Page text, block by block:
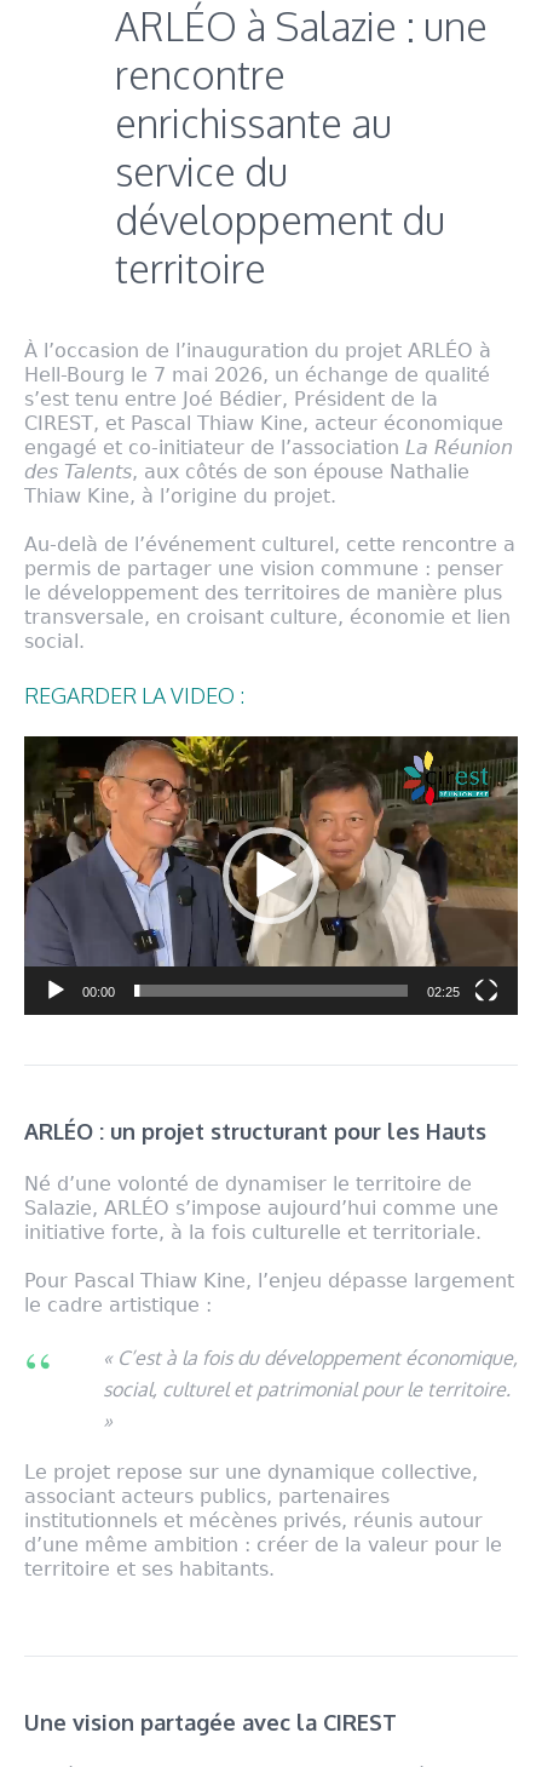
ARLÉO à Salazie : une
rencontre
enrichissante au
service du
développement du
territoire
À l’occasion de l’inauguration du projet ARLÉO à
Hell-Bourg le 7 mai 2026, un échange de qualité
s’est tenu entre Joé Bédier, Président de la
CIREST, et Pascal Thiaw Kine, acteur économique
engagé et co-initiateur de l’association La Réunion
des Talents, aux côtés de son épouse Nathalie
Thiaw Kine, à l’origine du projet.
Au-delà de l’événement culturel, cette rencontre a
permis de partager une vision commune : penser
le développement des territoires de manière plus
transversale, en croisant culture, économie et lien
social.
REGARDER LA VIDEO :
vidéo
00:00 02:25
ARLÉO : un projet structurant pour les Hauts
Né d’une volonté de dynamiser le territoire de
Salazie, ARLÉO s’impose aujourd’hui comme une
initiative forte, à la fois culturelle et territoriale.
Pour Pascal Thiaw Kine, l’enjeu dépasse largement
le cadre artistique :
« C’est à la fois du développement économique,
social, culturel et patrimonial pour le territoire.
»
Le projet repose sur une dynamique collective,
associant acteurs publics, partenaires
institutionnels et mécènes privés, réunis autour
d’une même ambition : créer de la valeur pour le
territoire et ses habitants.
Une vision partagée avec la CIREST